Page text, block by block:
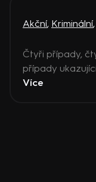
Akční, Kriminální,
Čtyři případy,
případy
Více